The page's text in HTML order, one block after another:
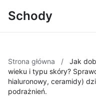
Schody
Strona główna /
Jak
wieku i typu skóry?
hialuronowy, ceramidy)
podrażnień.